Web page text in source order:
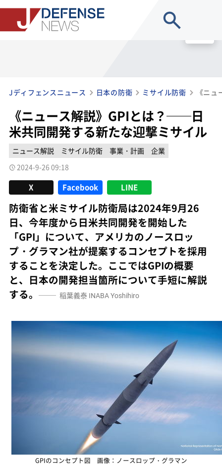
Jディフェンスニュース 日本の防衛 ミサイル防衛
《ニュース解説》GPIとは？──日
米共同開発する新たな迎撃ミサイル
ニュース解説 ミサイル防衛 事業・計画
企業
2024-9-26 09:18
X Facebook LINE
防衛省と米ミサイル防衛局は2024年9月26
日、今年度から日米共同開発を開始した
「GPI」について、アメリカのノースロッ
プ・グラマン社が提案するコンセプトを採用
することを決定した。ここではGPIの概要
と、日本の開発担当箇所について手短に解説
する。
稲葉義泰 INABA Yoshihiro
GPIのコンセプト図 画像：ノースロップ・グラマン